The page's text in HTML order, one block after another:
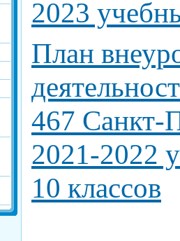
2023
План
467 Санкт-
2021-2022
10 классов